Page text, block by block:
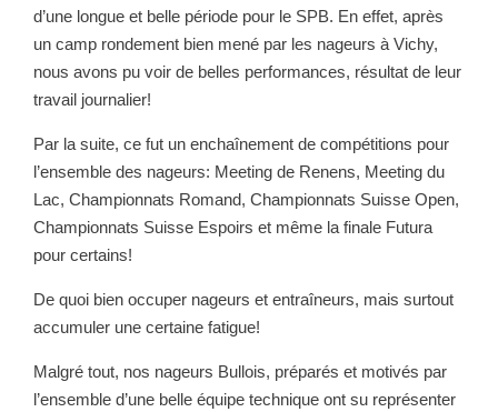
d’une longue et belle période pour le SPB. En effet, après
un camp rondement bien mené par les nageurs à Vichy,
nous avons pu voir de belles performances, résultat de leur
travail journalier!
Par la suite, ce fut un enchaînement de compétitions pour
l’ensemble des nageurs: Meeting de Renens, Meeting du
Lac, Championnats Romand, Championnats Suisse Open,
Championnats Suisse Espoirs et même la finale Futura
pour certains!
De quoi bien occuper nageurs et entraîneurs, mais surtout
accumuler une certaine fatigue!
Malgré tout, nos nageurs Bullois, préparés et motivés par
l’ensemble d’une belle équipe technique ont su représenter